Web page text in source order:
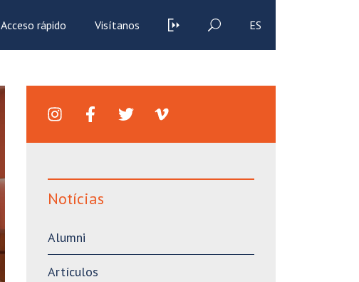
Acceso rápido Visítanos ES
Notícias
Alumni
Artículos